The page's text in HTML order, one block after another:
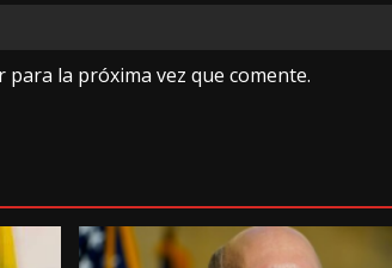
la próxima vez que comente.